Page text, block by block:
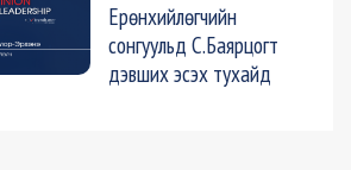
Ерөнхийлөгчийн
сонгуульд С.Баярцогт
дэвших эсэх тухайд